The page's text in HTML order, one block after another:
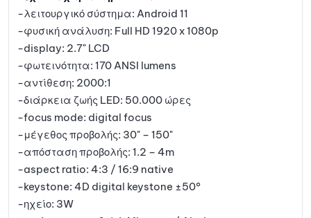
-λειτουργικό σύστημα: Android 11
-φυσική ανάλυση: Full HD 1920 x 1080p
-display: 2.7" LCD
-φωτεινότητα: 170 ANSI lumens
-αντίθεση: 2000:1
-διάρκεια ζωής LED: 50.000 ώρες
-focus mode: digital focus
-μέγεθος προβολής: 30" – 150"
-απόσταση προβολής: 1.2 – 4m
-aspect ratio: 4:3 / 16:9 native
-keystone: 4D digital keystone ±50°
-ηχείο: 3W